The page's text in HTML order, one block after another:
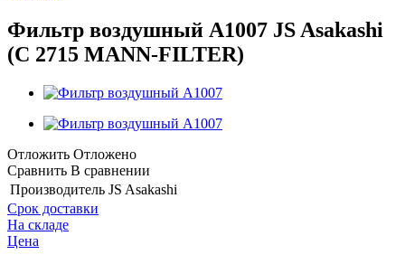
Фильтр воздушный A1007 JS Asakashi
(C 2715 MANN-FILTER)
Отложить Отложено
Сравнить В сравнении
Производитель JS Asakashi
Срок доставки
На складе
Цена